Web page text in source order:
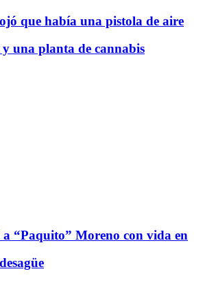
que había una pistola de aire
una planta de cannabis
“Paquito” Moreno con vida en